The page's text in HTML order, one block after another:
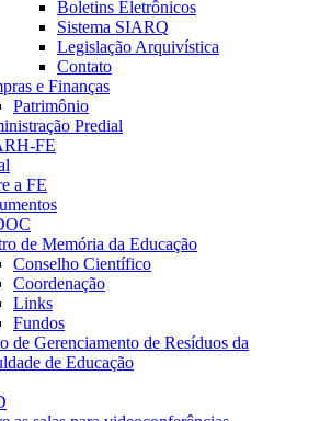
Boletins Eletrônicos
Sistema SIARQ
Legislação Arquivística
Contato
e Finanças
Patrimônio
Predial
FE
a FE
de Memória da Educação
Conselho Científico
Coordenação
Links
Fundos
de Gerenciamento de Resíduos da
de Educação